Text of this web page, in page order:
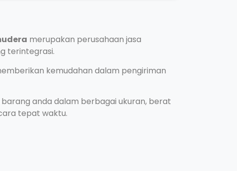
merupakan perusahaan jasa
terintegrasi.
kemudahan dalam pengiriman
anda dalam berbagai ukuran, berat
tepat waktu.